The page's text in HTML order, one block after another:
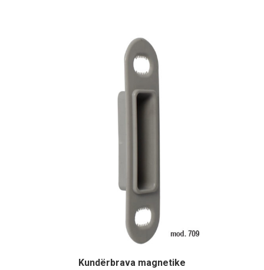
Kundërbrava magnetike